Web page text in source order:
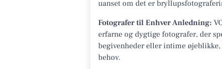
uanset om det er
Fotografer til Enhver Anledning:
erfarne og dygtige fotografer, der
begivenheder eller intime
behov.